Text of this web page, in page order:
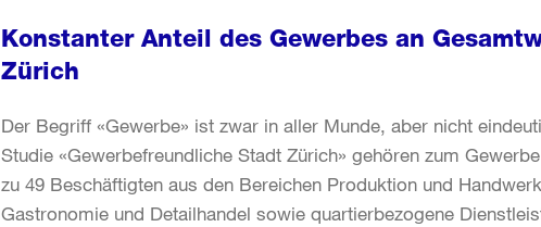
Konstanter Anteil des Gewerbes an
Zürich
Der Begriff «Gewerbe» ist zwar in aller Munde, aber nicht
Studie «Gewerbefreundliche Stadt Zürich» gehören zum
zu 49 Beschäftigten aus den Bereichen Produktion und
Gastronomie und Detailhandel sowie quartierbezogene